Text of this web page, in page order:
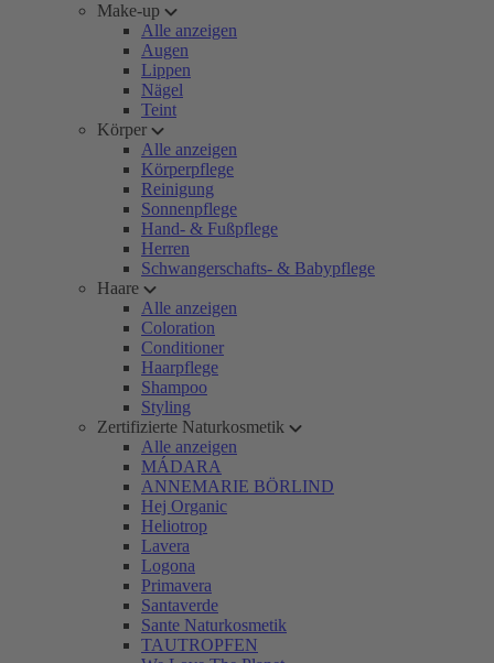
Make-up
Alle anzeigen
Augen
Lippen
Nägel
Teint
Körper
Alle anzeigen
Körperpflege
Reinigung
Sonnenpflege
Hand- & Fußpflege
Herren
Schwangerschafts- & Babypflege
Haare
Alle anzeigen
Coloration
Conditioner
Haarpflege
Shampoo
Styling
Zertifizierte Naturkosmetik
Alle anzeigen
MÁDARA
ANNEMARIE BÖRLIND
Hej Organic
Heliotrop
Lavera
Logona
Primavera
Santaverde
Sante Naturkosmetik
TAUTROPFEN